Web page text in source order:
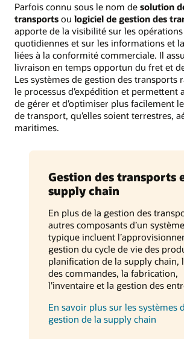
Parfois connu sous le nom de solution
transports ou logiciel de gestion des
apporte de la visibilité sur les
quotidiennes et sur les informations et
liées à la conformité commerciale. Il
livraison en temps opportun du fret et
Les systèmes de gestion des transports
le processus d’expédition et permettent
de gérer et d’optimiser plus facilement
de transport, qu’elles soient terrestres,
maritimes.
Gestion des transports
supply chain
En plus de la gestion des
autres composants d’un
typique incluent
gestion du cycle de vie des
planification de la supply chain,
des commandes, la fabrication,
l’inventaire et la gestion des
En savoir plus sur les systèmes
gestion de la supply chain